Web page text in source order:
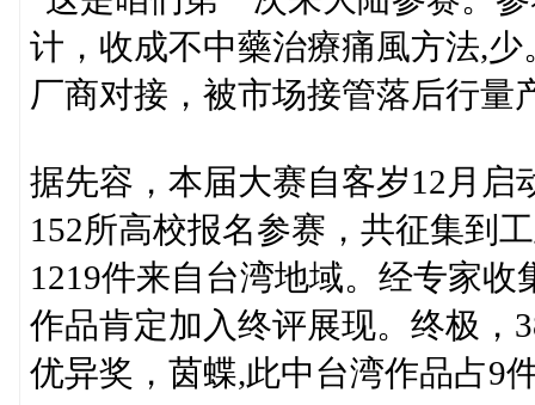
计，收成不中藥治療痛風方法,
厂商对接，被市场接管落后行量
据先容，本届大赛自客岁12月启
152所高校报名参赛，共征集到
1219件来自台湾地域。经专家
作品肯定加入终评展现。终极，
优异奖，茵蝶,此中台湾作品占9